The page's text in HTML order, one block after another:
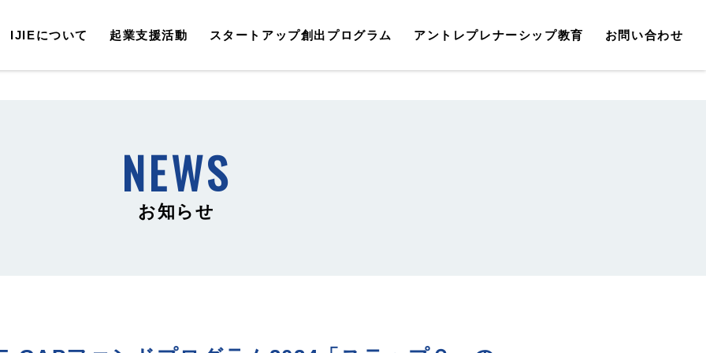
IJIEについて 起業支援活動 スタートアップ創出プログラム アントレプレナーシップ教育 お問い合わせ
お知らせ